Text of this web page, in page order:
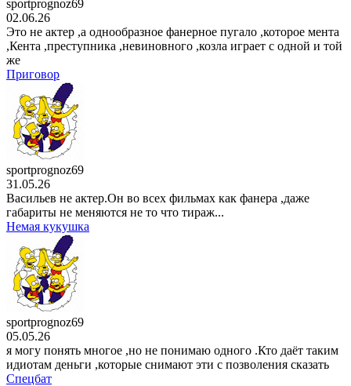
аниме сериалИзгнанный
реинкарнированный тяжёлый рыцарь не
1 сезон
3 серия
23 . 07
аниме сериал
1 сезон
3 серия
22 . 07
аниме сериал
2 сезон
13 серия
21 . 07
аниме сериалРазгневанная леди поклялась
отомстить: Я разрушу
1 сезон
3 серия
21 . 07
мультсериалЦарь горы
15 сезон
10 серия
20 . 07
sportprognoz69
02.06.26
Это не актер ,а однообразное фанерное пугало ,которое мента
,Кента ,преступника ,невиновного ,козла играет с одной и той
же
Приговор
sportprognoz69
31.05.26
Васильев не актер.Он во всех фильмах как фанера ,даже
габариты не меняются не то что тираж...
Немая кукушка
sportprognoz69
05.05.26
я могу понять многое ,но не понимаю одного .Кто даёт таким
идиотам деньги ,которые снимают эти с позволения сказать
Спецбат